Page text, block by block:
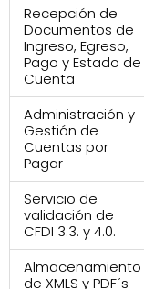
Recepción de
Documentos de
Ingreso, Egreso,
Pago y Estado de
Cuenta
Administración y
Gestión de
Cuentas por
Pagar
Servicio de
validación de
CFDI 3.3. y 4.0.
Almacenamiento
de XMLS y PDF´s